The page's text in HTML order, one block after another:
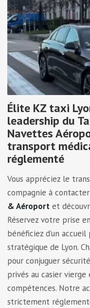
Élite KZ taxi
leadership du
Navettes
transport
réglementé
Vous appréciez le
compagnie à
& Aéroport et
Réservez votre prise
bénéficiez d’un
stratégique de Lyon.
pour conjuguer
privés au casier
compétences. Notre
strictement